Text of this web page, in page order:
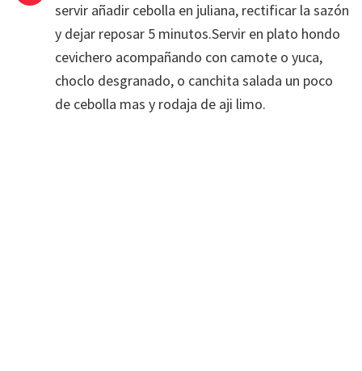
servir añadir cebolla en juliana, rectificar la sazón
y dejar reposar 5 minutos.Servir en plato hondo
cevichero acompañando con camote o yuca,
choclo desgranado, o canchita salada un poco
de cebolla mas y rodaja de aji limo.